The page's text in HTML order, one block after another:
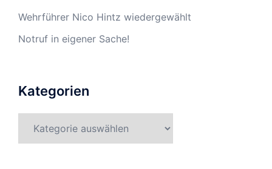
Wehrführer Nico Hintz wiedergewählt
Notruf in eigener Sache!
Kategorien